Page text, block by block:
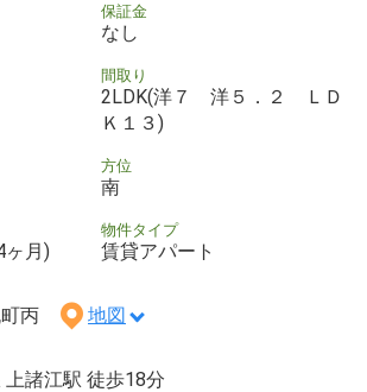
保証金
なし
間取り
2LDK(洋７ 洋５．２ ＬＤ
Ｋ１３)
方位
南
ヶ月)
物件タイプ
賃貸アパート
町丙 地図
諸江駅 徒歩18分